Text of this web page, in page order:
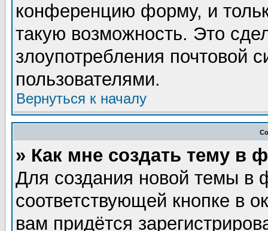
конференцию форму, и
такую возможность. Это
злоупотребления почтовой
пользователями.
Вернуться к началу
» Как мне создать тему в
Для создания новой темы в
соответствующей кнопке в
вам придётся